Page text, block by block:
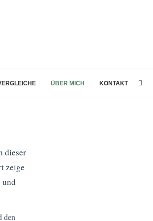
ÜBER MICH KONTAKT
dieser
zeige
und
den